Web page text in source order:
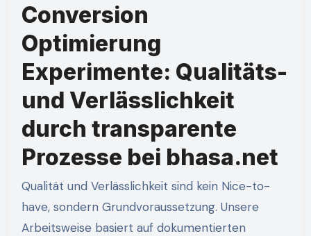
Conversion
Optimierung
Experimente: Qualitäts-
und Verlässlichkeit
durch transparente
Prozesse bei bhasa.net
Qualität und Verlässlichkeit sind kein Nice-to-
have, sondern Grundvoraussetzung. Unsere
Arbeitsweise basiert auf dokumentierten